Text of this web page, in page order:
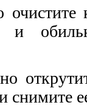
и
снимите